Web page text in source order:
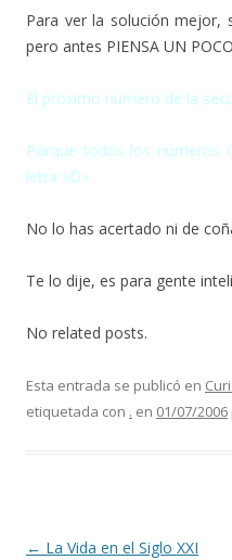
Para ver la solución mejor,
pero antes PIENSA UN
El próximo número de la
Porque todos los números
letra «D».
No lo has acertado ni de
Te lo dije, es para gente
No related posts.
Esta entrada se publicó en
etiquetada con . en 01/07/2006
Navegación de entradas
← La Vida en el Siglo XXI